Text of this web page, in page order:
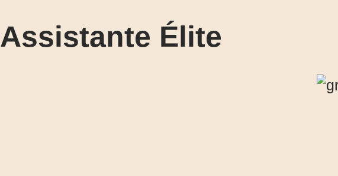
Assistante Élite